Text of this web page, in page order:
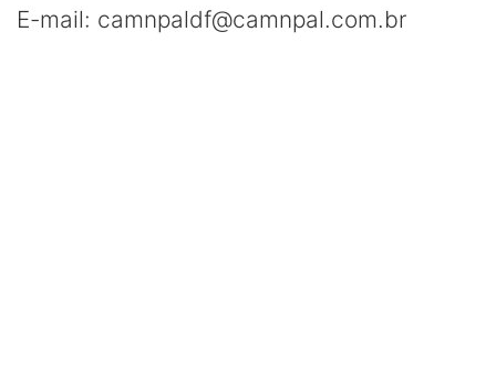
E-mail: camnpaldf@camnpal.com.br